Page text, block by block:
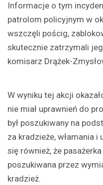
Informacje o tym
patrolom policyjnym w
wszczęli pościg,
skutecznie zatrzymali
komisarz Drążek-
W wyniku tej akcji
nie miał uprawnień do
był poszukiwany na
za kradzieże, włamania i
się również, że
poszukiwana przez
kradzież.